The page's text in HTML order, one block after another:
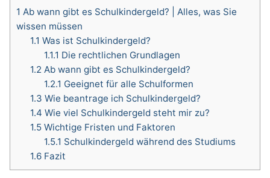
1 Ab wann gibt es Schulkindergeld? | Alles, was Sie
wissen müssen
1.1 Was ist Schulkindergeld?
1.1.1 Die rechtlichen Grundlagen
1.2 Ab wann gibt es Schulkindergeld?
1.2.1 Geeignet für alle Schulformen
1.3 Wie beantrage ich Schulkindergeld?
1.4 Wie viel Schulkindergeld steht mir zu?
1.5Wichtige Fristen und Faktoren
1.5.1 Schulkindergeld während des Studiums
1.6Fazit